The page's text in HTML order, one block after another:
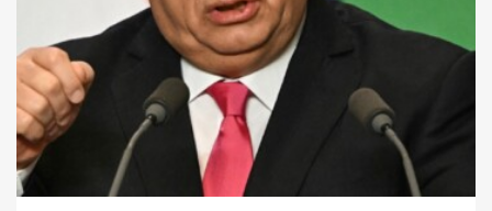
Nem kézbesítette a háborús
propagandát: kiderült, ki a
bátor...